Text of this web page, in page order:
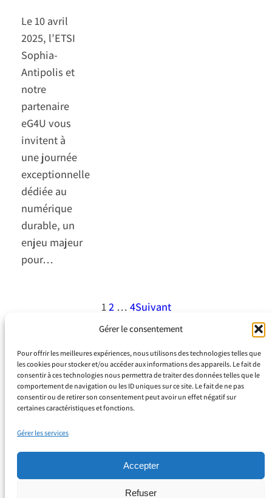
Gérer le consentement
Pour offrir les meilleures expériences, nous utilisons des technologies telles que
les cookies pour stocker et/ou accéder aux informations des appareils. Le fait de
consentir à ces technologies nous permettra de traiter des données telles que le
comportement de navigation ou les ID uniques sur ce site. Le fait de ne pas
consentir ou de retirer son consentement peut avoir un effet négatif sur
certaines caractéristiques et fonctions.
Gérer les services
Accepter
Refuser
Le 10 avril
2025, l’ETSI
Sophia-
Antipolis et
notre
partenaire
eG4U vous
invitent à
une journée
exceptionnelle
dédiée au
numérique
durable, un
enjeu majeur
pour…
12 … 4Suivant
Espace Juliana
Secrétariat : 04 94 42 16 85